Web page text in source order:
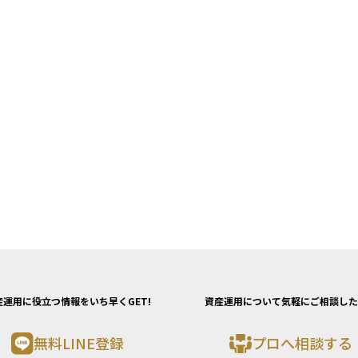
運用に役立つ情報をいち早くGET!
無料LINE登録
資産運用について気軽にご相談し
プロへ相談する